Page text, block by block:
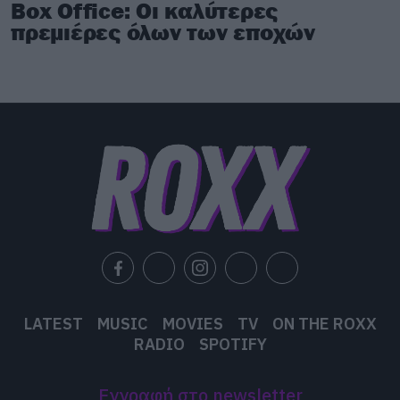
frameborder=”0″ allowfullscreen></iframe>
Box Office: Οι καλύτερες
πρεμιέρες όλων των εποχών
LATEST MUSIC MOVIES TV
ON THE ROXX
RADIO
SPOTIFY